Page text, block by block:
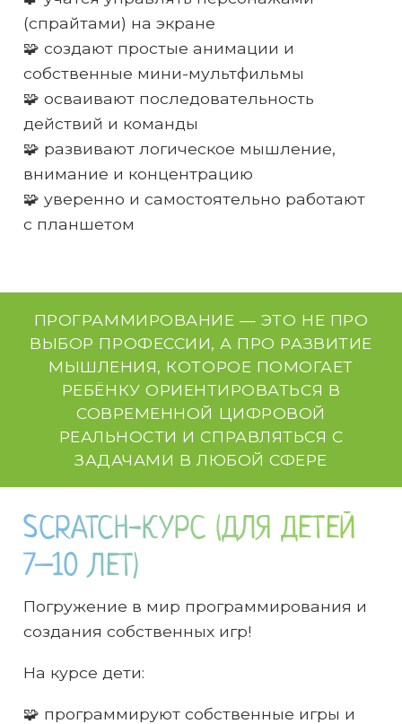
(спрайтами) на экране
🧩 создают простые анимации и
собственные мини-мультфильмы
🧩 осваивают последовательность
действий и команды
🧩 развивают логическое мышление,
внимание и концентрацию
🧩 уверенно и самостоятельно работают
с планшетом
ПРОГРАММИРОВАНИЕ — ЭТО НЕ ПРО
ВЫБОР ПРОФЕССИИ, А ПРО РАЗВИТИЕ
МЫШЛЕНИЯ, КОТОРОЕ ПОМОГАЕТ
РЕБЁНКУ ОРИЕНТИРОВАТЬСЯ В
СОВРЕМЕННОЙ ЦИФРОВОЙ
РЕАЛЬНОСТИ И СПРАВЛЯТЬСЯ С
ЗАДАЧАМИ В ЛЮБОЙ СФЕРЕ
SCRATCH-КУРС (ДЛЯ ДЕТЕЙ
7–10 ЛЕТ)
Погружение в мир программирования и
создания собственных игр!
На курсе дети:
🧩 программируют собственные игры и